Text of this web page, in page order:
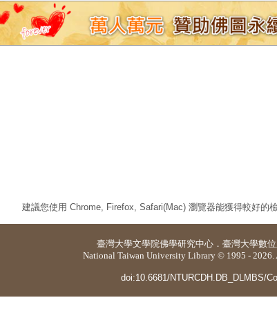
建議您使用 Chrome, Firefox, Safari(Mac) 瀏覽器能獲得較好的
臺灣大學文學院佛學研究中心 ． 臺灣大學數
National Taiwan University Library © 1995 - 2026.
doi:10.6681/NTURCDH.DB_DLMBS/